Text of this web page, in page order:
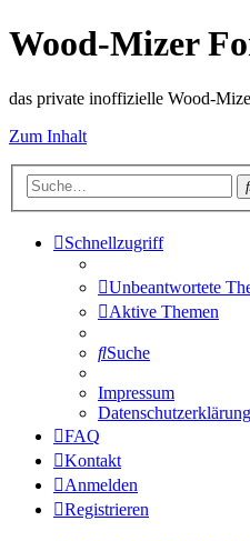
Wood-Mizer
das private inoffizielle Wood-
Zum Inhalt
Schnellzugriff
Unbeantwortete
Aktive Themen
Suche
Impressum
Datenschutzerklärung
FAQ
Kontakt
Anmelden
Registrieren